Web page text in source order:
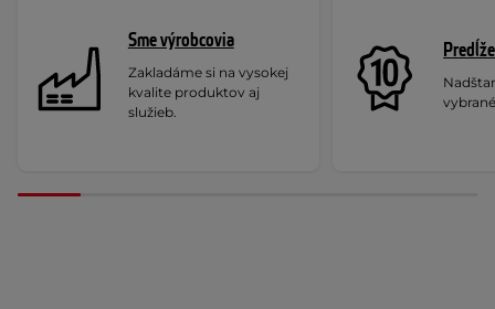
Sme výrobcovia
Zakladáme si na vysokej
kvalite produktov aj
služieb.